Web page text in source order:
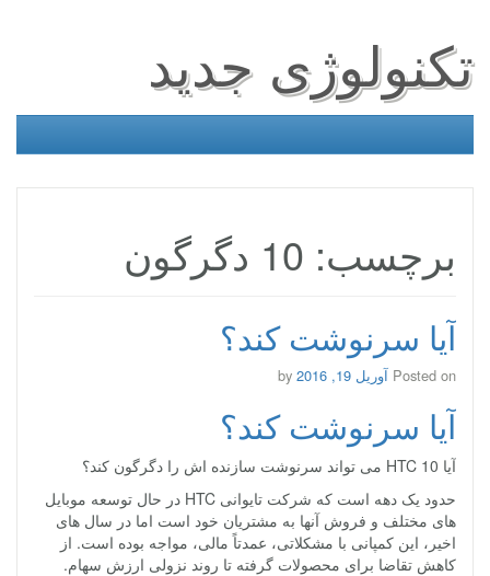
تکنولوژی جدید
برچسب: 10 دگرگون
آیا سرنوشت کند؟
Posted on آوریل 19, 2016
آیا سرنوشت کند؟
آیا HTC 10 می تواند سرنوشت سازنده اش را دگرگون کند؟
حدود یک دهه است که شرکت تایوانی HTC در حال توسعه موبایل
های مختلف و فروش آنها به مشتریان خود است اما در سال های
اخیر، این کمپانی با مشکلاتی، عمدتاً مالی، مواجه بوده است. از
کاهش تقاضا برای محصولات گرفته تا روند نزولی ارزش سهام.